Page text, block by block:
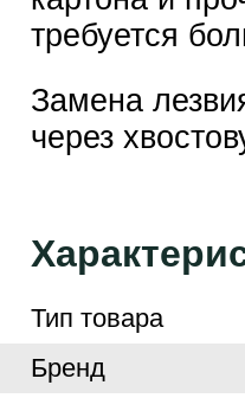
требуется
Замена
через
Тип товара
Бренд